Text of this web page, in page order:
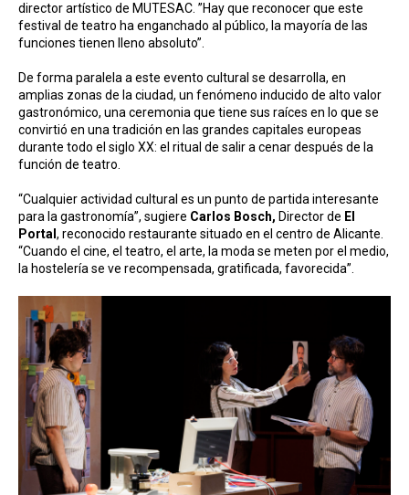
director artístico de MUTESAC. ”Hay que reconocer que este
festival de teatro ha enganchado al público, la mayoría de las
funciones tienen lleno absoluto”.
De forma paralela a este evento cultural se desarrolla, en
amplias zonas de la ciudad, un fenómeno inducido de alto valor
gastronómico, una ceremonia que tiene sus raíces en lo que se
convirtió en una tradición en las grandes capitales europeas
durante todo el siglo XX: el ritual de salir a cenar después de la
función de teatro.
“Cualquier actividad cultural es un punto de partida interesante
para la gastronomía”, sugiere Carlos Bosch, Director de El
Portal , reconocido restaurante situado en el centro de Alicante.
“Cuando el cine, el teatro, el arte, la moda se meten por el medio,
la hostelería se ve recompensada, gratificada, favorecida”.